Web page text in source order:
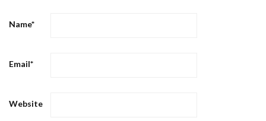
Name*
Email*
Website